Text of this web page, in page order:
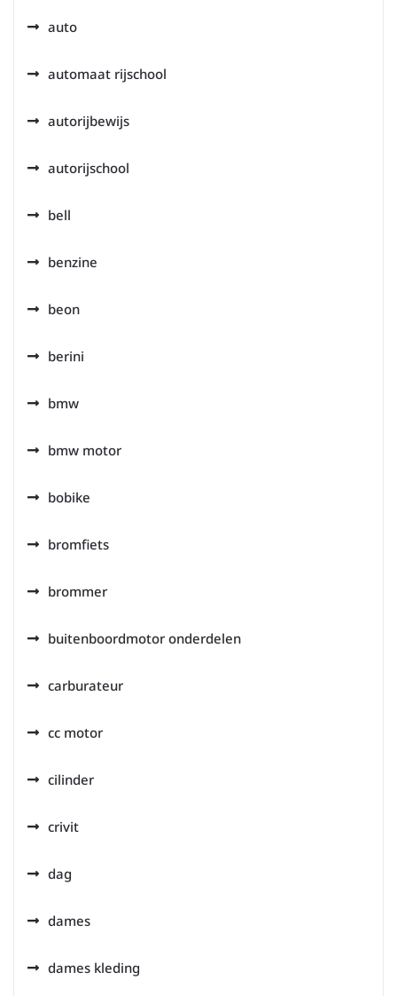
auto
automaat rijschool
autorijbewijs
autorijschool
bell
benzine
beon
berini
bmw
bmw motor
bobike
bromfiets
brommer
buitenboordmotor onderdelen
carburateur
cc motor
cilinder
crivit
dag
dames
dames kleding